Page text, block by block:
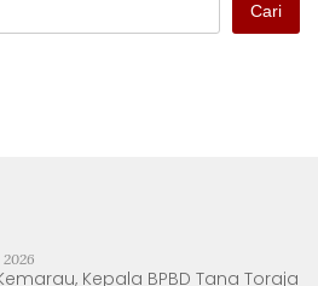
Cari
Kepala BPBD Tana Toraja